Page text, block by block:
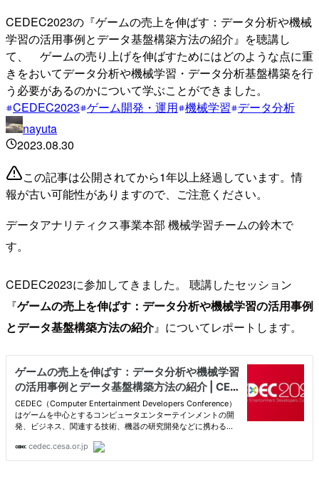
CEDEC2023の『ゲームの売上を伸ばす：データ分析や機械
学習の活用事例とデータ基盤構築方法の紹介』を聴講し
て、 ゲームの売り上げを伸ばすためにはどのような点に重
きをおいてデータ分析や機械学習・データ分析基盤構築を行
う必要があるのかについて学ぶことができました。
CEDEC2023 ゲーム開発・運用 機械学習 データ分析
nayuta
2023.08.30
この記事は公開されてから1年以上経過しています。情
報が古い可能性がありますので、ご注意ください。
データアナリティクス事業本部 機械学習チームの鈴木で
す。
CEDEC2023に参加してきました。 聴講したセッション
『ゲームの売上を伸ばす：データ分析や機械学習の活用事例
とデータ基盤構築方法の紹介』についてレポートします。